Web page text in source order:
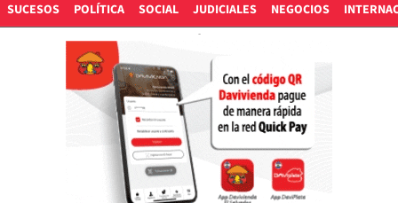
SUCESOS POLÍTICA SOCIAL JUDICIALES NEGOCIOS